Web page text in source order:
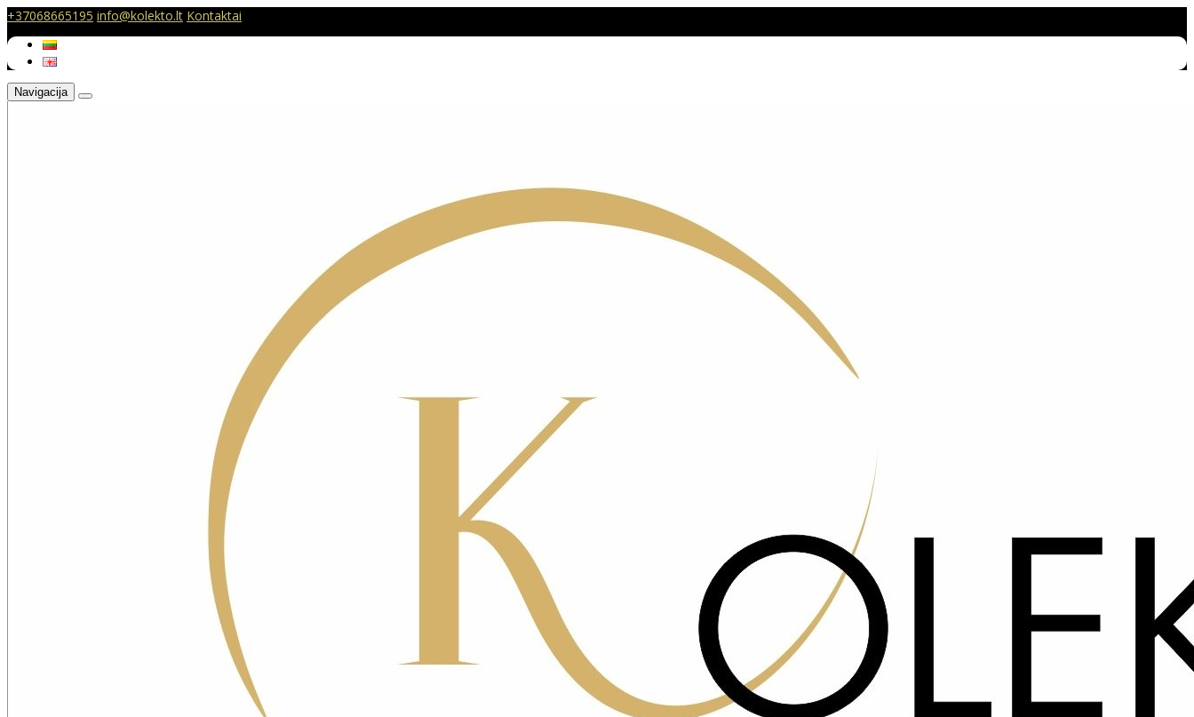
+37068665195 info@kolekto.lt Kontaktai
Navigacija